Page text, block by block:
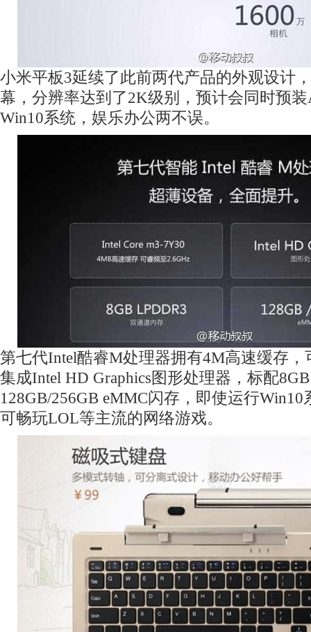
小米平板3延续了此前两代产品的外观设计
幕，分辨率达到了2K级别，预计会同时预
Win10系统，娱乐办公两不误。
第七代Intel酷睿M处理器拥有4M高速缓存，
集成Intel HD Graphics图形处理器，标配
128GB/256GB eMMC闪存，即使运行
可畅玩LOL等主流的网络游戏。